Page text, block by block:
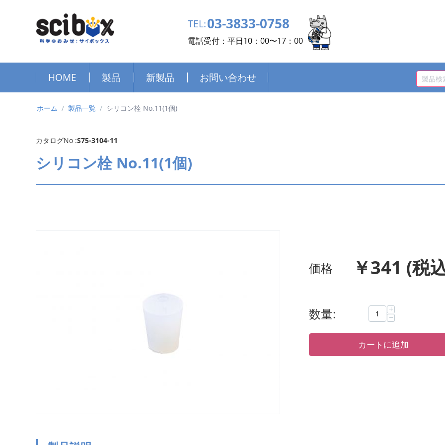
TEL:03-3833-0758
電話受付：平日10：00〜17：00
HOME 製品 新製品 お問い合わせ
ホーム / 製品一覧 / シリコン栓 No.11(1個)
カタログNo :S75-3104-11
シリコン栓 No.11(1個)
価格 ￥341 (税
数量: +
−
カートに追加